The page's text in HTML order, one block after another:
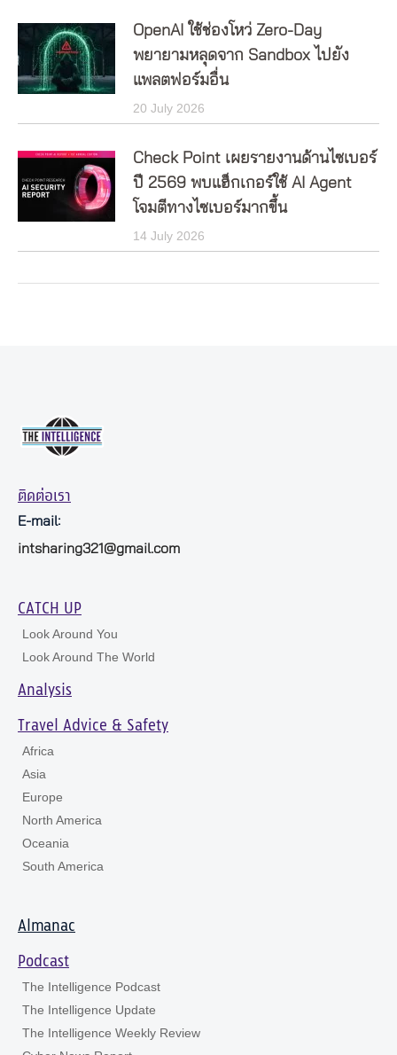
OpenAI ใช้ช่องโหว่ Zero-Day
พยายามหลุดจาก Sandbox ไปยัง
แพลตฟอร์มอื่น
20 July 2026
Check Point เผยรายงานด้านไซเบอร์
ปี 2569 พบแฮ็กเกอร์ใช้ AI Agent
โจมตีทางไซเบอร์มากขึ้น
14 July 2026
ติดต่อเรา
E-mail:
intsharing321@gmail.com
CATCH UP
Look Around You
Look Around The World
Analysis
Travel Advice & Safety
Africa
Asia
Europe
North America
Oceania
South America
Almanac
Podcast
The Intelligence Podcast
The Intelligence Update
The Intelligence Weekly Review